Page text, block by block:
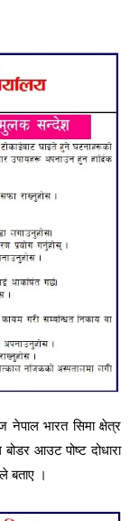
भारत सिमा क्षेत्र
आउट पोष्ट दोधारा
बताए ।